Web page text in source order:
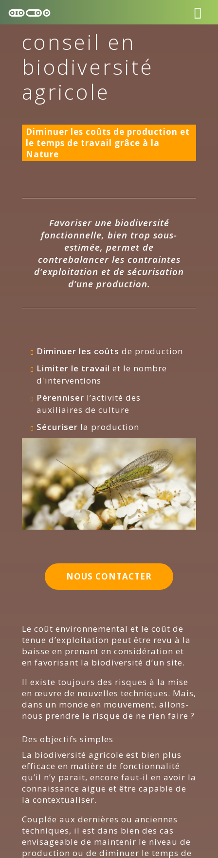
conseil en
biodiversité
agricole
Diminuer les coûts de production et
le temps de travail grâce à la
Nature
Favoriser une biodiversité
fonctionnelle, bien trop sous-
estimée, permet de
contrebalancer les contraintes
d’exploitation et de sécurisation
d’une production.
Diminuer les coûts de production
Limiter le travail et le nombre
d'interventions
Pérenniser l’activité des
auxiliaires de culture
Sécuriser la production
NOUS CONTACTER
Le coût environnemental et le coût de
tenue d’exploitation peut être revu à la
baisse en prenant en considération et
en favorisant la biodiversité d’un site.
Il existe toujours des risques à la mise
en œuvre de nouvelles techniques. Mais,
dans un monde en mouvement, allons-
nous prendre le risque de ne rien faire ?
Des objectifs simples
La biodiversité agricole est bien plus
efficace en matière de fonctionnalité
qu’il n’y parait, encore faut-il en avoir la
connaissance aiguë et être capable de
la contextualiser.
Couplée aux dernières ou anciennes
techniques, il est dans bien des cas
envisageable de maintenir le niveau de
production ou de diminuer le temps de